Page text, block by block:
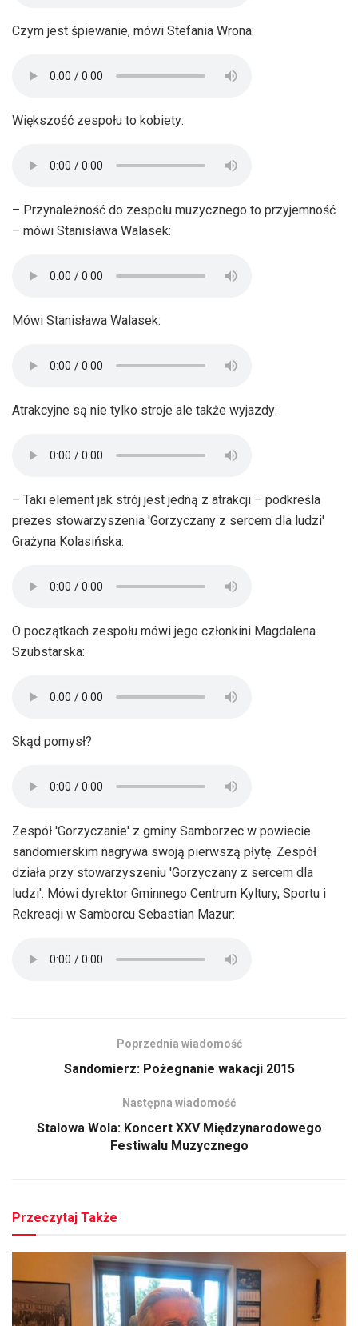
Czym jest śpiewanie, mówi Stefania Wrona:
Większość zespołu to kobiety:
– Przynależność do zespołu muzycznego to przyjemność
– mówi Stanisława Walasek:
Mówi Stanisława Walasek:
Atrakcyjne są nie tylko stroje ale także wyjazdy:
– Taki element jak strój jest jedną z atrakcji – podkreśla
prezes stowarzyszenia 'Gorzyczany z sercem dla ludzi'
Grażyna Kolasińska:
O początkach zespołu mówi jego członkini Magdalena
Szubstarska:
Skąd pomysł?
Zespół 'Gorzyczanie' z gminy Samborzec w powiecie
sandomierskim nagrywa swoją pierwszą płytę. Zespół
działa przy stowarzyszeniu 'Gorzyczany z sercem dla
ludzi'. Mówi dyrektor Gminnego Centrum Kyltury, Sportu i
Rekreacji w Samborcu Sebastian Mazur:
Poprzednia wiadomość
Sandomierz: Pożegnanie wakacji 2015
Następna wiadomość
Stalowa Wola: Koncert XXV Międzynarodowego
Festiwalu Muzycznego
Przeczytaj Także